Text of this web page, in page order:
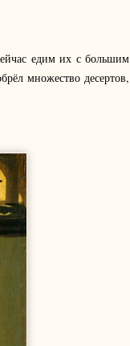
едим их с большим
множество десертов,